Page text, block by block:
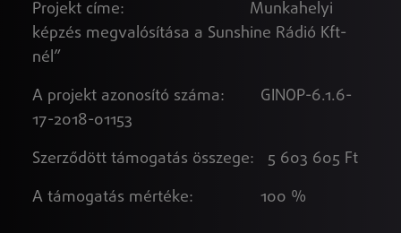
Projekt címe: Munkahelyi
képzés megvalósítása a Sunshine Rádió Kft-
nél”
A projekt azonosító száma: GINOP-6.1.6-
17-2018-01153
Szerződött támogatás összege: 5 603 605 Ft
A támogatás mértéke: 100 %